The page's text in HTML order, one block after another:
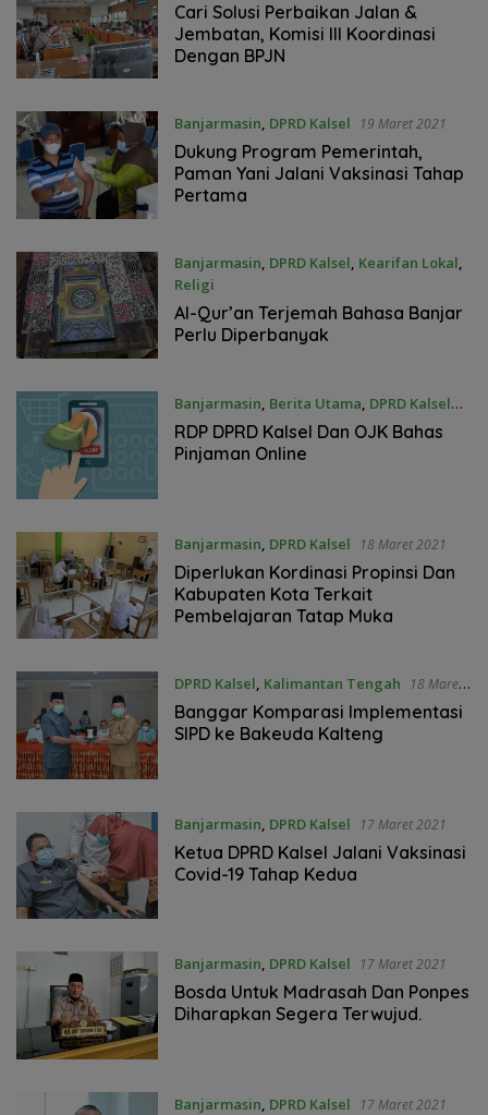
Cari Solusi Perbaikan Jalan &
Jembatan, Komisi III Koordinasi
Dengan BPJN
Banjarmasin, DPRD Kalsel 19 Maret 2021
Dukung Program Pemerintah,
Paman Yani Jalani Vaksinasi Tahap
Pertama
Banjarmasin, DPRD Kalsel, Kearifan Lokal,
Religi
19 Maret 2021
Al-Qur’an Terjemah Bahasa Banjar
Perlu Diperbanyak
Banjarmasin, Berita Utama, DPRD Kalsel
19 Maret 2021
RDP DPRD Kalsel Dan OJK Bahas
Pinjaman Online
Banjarmasin, DPRD Kalsel 18 Maret 2021
Diperlukan Kordinasi Propinsi Dan
Kabupaten Kota Terkait
Pembelajaran Tatap Muka
DPRD Kalsel, Kalimantan Tengah
18 Maret
2021
Banggar Komparasi Implementasi
SIPD ke Bakeuda Kalteng
Banjarmasin, DPRD Kalsel 17 Maret 2021
Ketua DPRD Kalsel Jalani Vaksinasi
Covid-19 Tahap Kedua
Banjarmasin, DPRD Kalsel 17 Maret 2021
Bosda Untuk Madrasah Dan Ponpes
Diharapkan Segera Terwujud.
Banjarmasin, DPRD Kalsel 17 Maret 2021